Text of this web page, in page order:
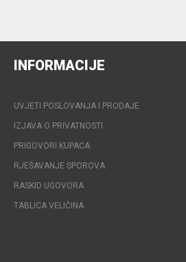
INFORMACIJE
UVJETI POSLOVANJA I PRODAJE
IZJAVA O PRIVATNOSTI
PRIGOVORI KUPACA
RJEŠAVANJE SPOROVA
RASKID UGOVORA
TABLICA VELIČINA